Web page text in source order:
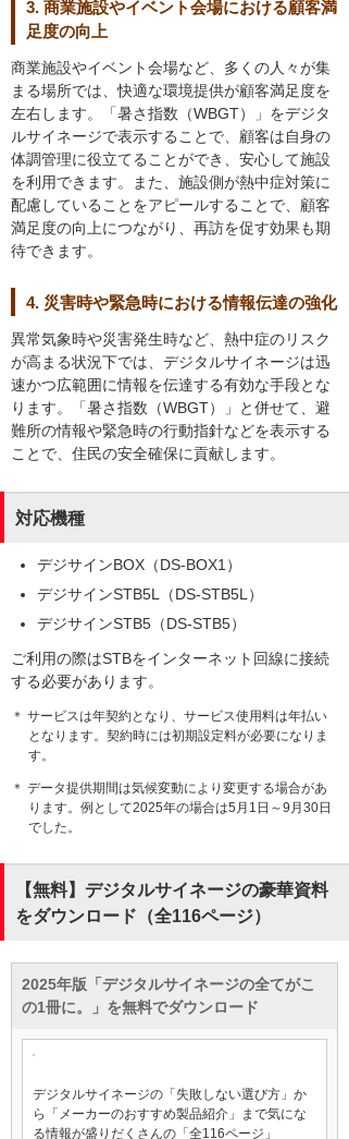
3. 商業施設やイベント会場における顧客満
足度の向上
商業施設やイベント会場など、多くの人々が集
まる場所では、快適な環境提供が顧客満足度を
左右します。「暑さ指数（WBGT）」をデジタ
ルサイネージで表示することで、顧客は自身の
体調管理に役立てることができ、安心して施設
を利用できます。また、施設側が熱中症対策に
配慮していることをアピールすることで、顧客
満足度の向上につながり、再訪を促す効果も期
待できます。
4. 災害時や緊急時における情報伝達の強化
異常気象時や災害発生時など、熱中症のリスク
が高まる状況下では、デジタルサイネージは迅
速かつ広範囲に情報を伝達する有効な手段とな
ります。「暑さ指数（WBGT）」と併せて、避
難所の情報や緊急時の行動指針などを表示する
ことで、住民の安全確保に貢献します。
対応機種
デジサインBOX（DS-BOX1）
デジサインSTB5L（DS-STB5L）
デジサインSTB5（DS-STB5）
ご利用の際はSTBをインターネット回線に接続
する必要があります。
＊ サービスは年契約となり、サービス使用料は年払い
となります。契約時には初期設定料が必要になりま
す。
＊ データ提供期間は気候変動により変更する場合があ
ります。例として2025年の場合は5月1日～9月30日
でした。
【無料】デジタルサイネージの豪華資料
をダウンロード（全116ページ）
2025年版「デジタルサイネージの全てがこ
の1冊に。」を無料でダウンロード
デジタルサイネージの「失敗しない選び方」か
ら「メーカーのおすすめ製品紹介」まで気にな
る情報が盛りだくさんの「全116ページ」